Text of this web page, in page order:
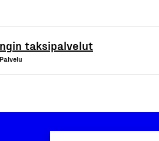
taksipalvelut